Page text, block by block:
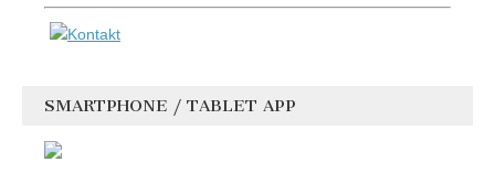
SMARTPHONE / TABLET APP